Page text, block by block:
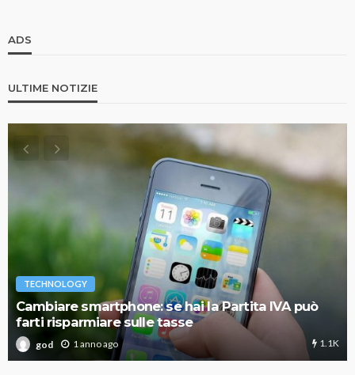
ADS
ULTIME NOTIZIE
TECHNOLOGY
Cambiare smartphone: se hai la Partita IVA può
farti risparmiare sulle tasse
god 1 anno ago 1.1K